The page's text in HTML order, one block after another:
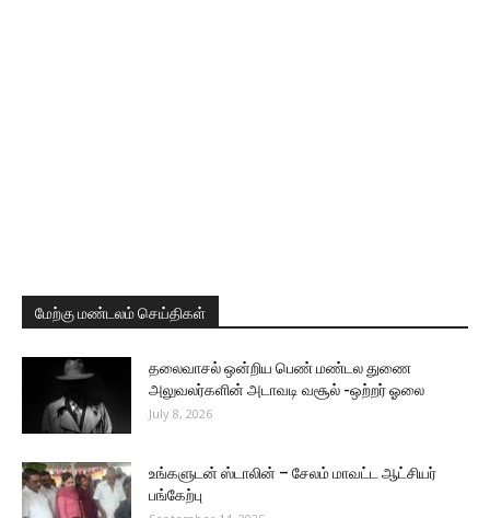
மேற்கு மண்டலம் செய்திகள்
தலைவாசல் ஒன்றிய பெண் மண்டல துணை
அலுவலர்களின் அடாவடி வசூல் -ஒற்றர் ஓலை
July 8, 2026
உங்களுடன் ஸ்டாலின் – சேலம் மாவட்ட ஆட்சியர்
பங்கேற்பு